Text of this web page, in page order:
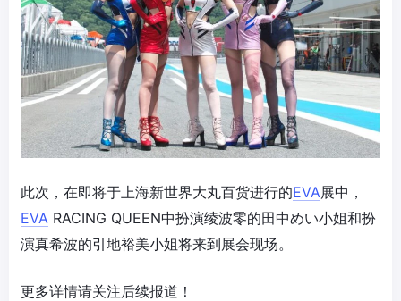
此次，在即将于上海新世界大丸百货进行的EVA展中，
EVA RACING QUEEN中扮演绫波零的田中めい小姐和扮
演真希波的引地裕美小姐将来到展会现场。
更多详情请关注后续报道！